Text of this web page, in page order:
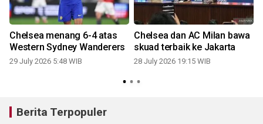
Chelsea menang 6-4 atas
Western Sydney Wanderers
29 July 2026 5:48 WIB
Chelsea dan AC Milan bawa
skuad terbaik ke Jakarta
28 July 2026 19:15 WIB
Berita Terpopuler